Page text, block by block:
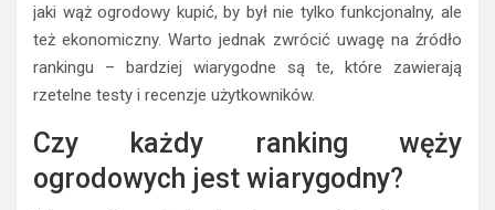
jaki wąż ogrodowy kupić, by był nie tylko funkcjonalny, ale
też ekonomiczny. Warto jednak zwrócić uwagę na źródło
rankingu – bardziej wiarygodne są te, które zawierają
rzetelne testy i recenzje użytkowników.
Czy każdy ranking węży
ogrodowych jest wiarygodny?